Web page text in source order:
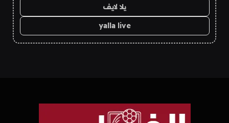
يلا لايف
yalla live